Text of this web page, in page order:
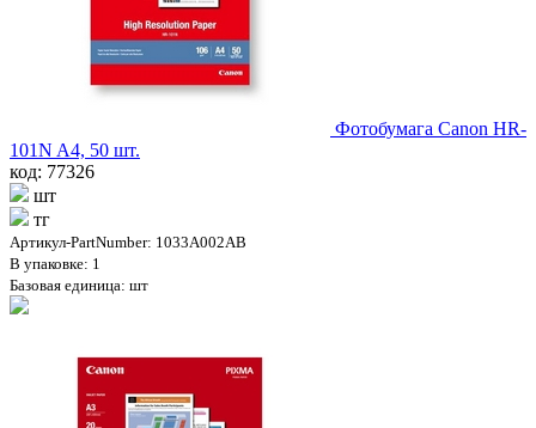
Фотобумага Canon HR-
101N A4, 50 шт.
код: 77326
шт
тг
Артикул-PartNumber: 1033A002AB
В упаковке: 1
Базовая единица: шт